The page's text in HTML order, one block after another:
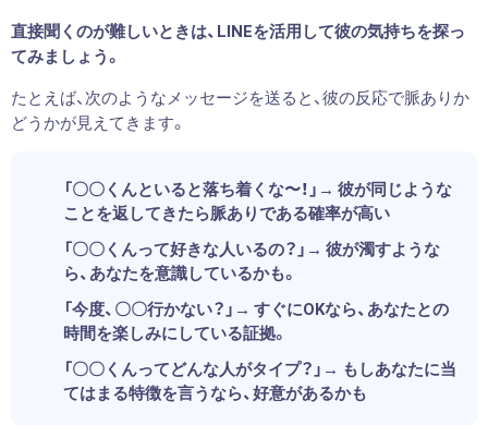
直接聞くのが難しいときは、LINEを活用して彼の気持ちを探っ
てみましょう。
たとえば、次のようなメッセージを送ると、彼の反応で脈ありか
どうかが見えてきます。
「〇〇くんといると落ち着くな〜！」→ 彼が同じような
ことを返してきたら脈ありである確率が高い
「〇〇くんって好きな人いるの？」→ 彼が濁すような
ら、あなたを意識しているかも。
「今度、〇〇行かない？」→ すぐにOKなら、あなたとの
時間を楽しみにしている証拠。
「〇〇くんってどんな人がタイプ？」→ もしあなたに当
てはまる特徴を言うなら、好意があるかも